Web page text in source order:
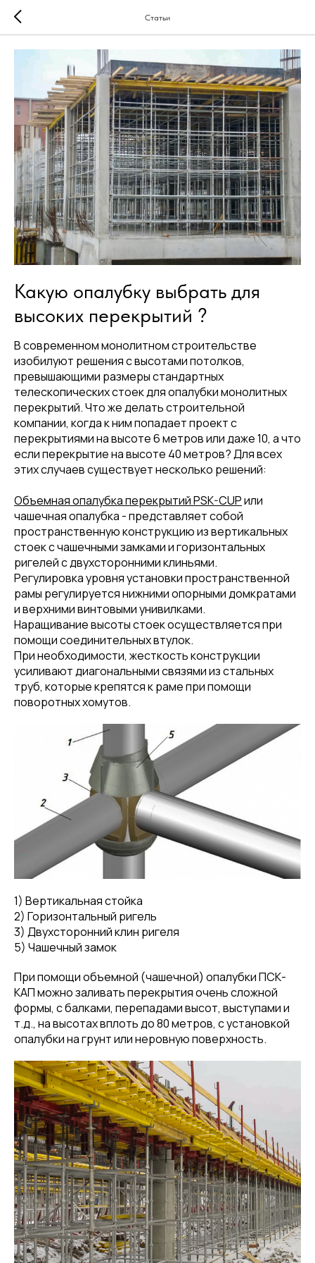
Статьи
Какую опалубку выбрать для
высоких перекрытий ?
В современном монолитном строительстве
изобилуют решения с высотами потолков,
превышающими размеры стандартных
телескопических стоек для опалубки монолитных
перекрытий. Что же делать строительной
компании, когда к ним попадает проект с
перекрытиями на высоте 6 метров или даже 10, а что
если перекрытие на высоте 40 метров? Для всех
этих случаев существует несколько решений:
Объемная опалубка перекрытий PSK-CUPили
чашечная опалубка - представляет собой
пространственную конструкцию из вертикальных
стоек с чашечными замками и горизонтальных
ригелей с двухсторонними клиньями.
Регулировка уровня установки пространственной
рамы регулируется нижними опорными домкратами
и верхними винтовыми унивилками.
Наращивание высоты стоек осуществляется при
помощи соединительных втулок.
При необходимости, жесткость конструкции
усиливают диагональными связями из стальных
труб, которые крепятся к раме при помощи
поворотных хомутов.
1) Вертикальная стойка
2) Горизонтальный ригель
3) Двухсторонний клин ригеля
5) Чашечный замок
При помощи объемной (чашечной) опалубки ПСК-
КАП можно заливать перекрытия очень сложной
формы, с балками, перепадами высот, выступами и
т.д., на высотах вплоть до 80 метров, с установкой
опалубки на грунт или неровную поверхность.